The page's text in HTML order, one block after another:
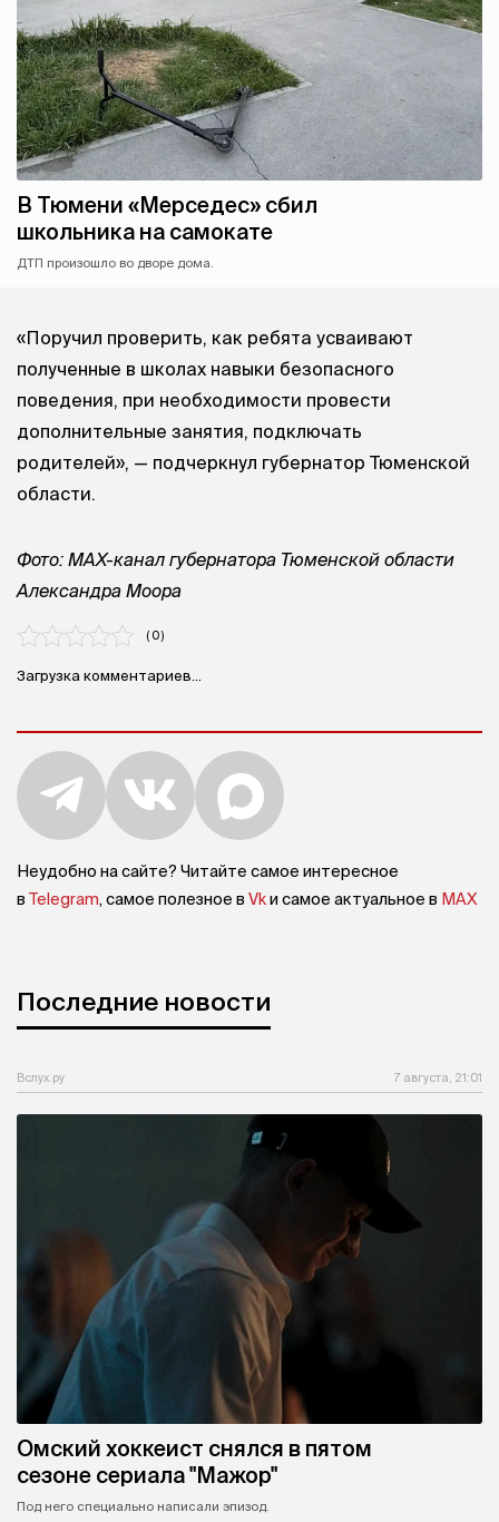
В Тюмени «Мерседес» сбил
школьника на самокате
ДТП произошло во дворе дома.
«Поручил проверить, как ребята усваивают
полученные в школах навыки безопасного
поведения, при необходимости провести
дополнительные занятия, подключать
родителей», — подчеркнул губернатор Тюменской
области.
Фото: MAX-канал губернатора Тюменской области
Александра Моора
( 0 )
Загрузка комментариев...
Неудобно на сайте? Читайте самое интересное
в Telegram, самое полезное в Vkи самое актуальное в MAX
Последние новости
Вслух.ру 7 августа, 21:01
Омский хоккеист снялся в пятом
сезоне сериала "Мажор"
Под него специально написали эпизод.